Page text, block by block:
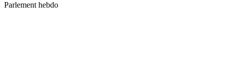
Parlement hebdo